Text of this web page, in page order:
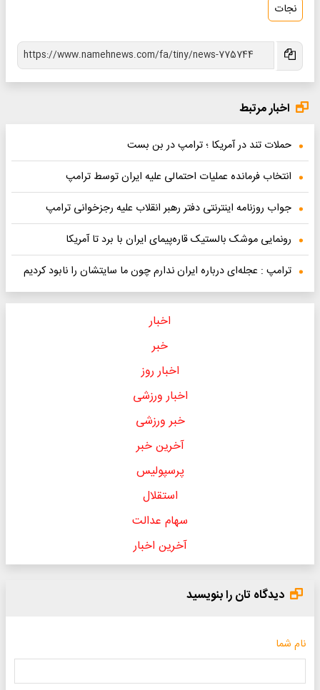
نجات
اخبار مرتبط
حملات تند در آمریکا ؛ ترامپ در بن بست
انتخاب فرمانده عملیات احتمالی علیه ایران توسط ترامپ
جواب روزنامه اینترنتی دفتر رهبر انقلاب علیه رجزخوانی ترامپ
رونمایی موشک بالستیک قاره‌پیمای ایران با برد تا آمریکا
ترامپ : عجله‌ای درباره ایران ندارم چون ما سایتشان را نابود کردیم
اخبار
خبر
اخبار روز
اخبار ورزشی
خبر ورزشی
آخرین خبر
پرسپولیس
استقلال
سهام عدالت
آخرین اخبار
دیدگاه تان را بنویسید
نام شما